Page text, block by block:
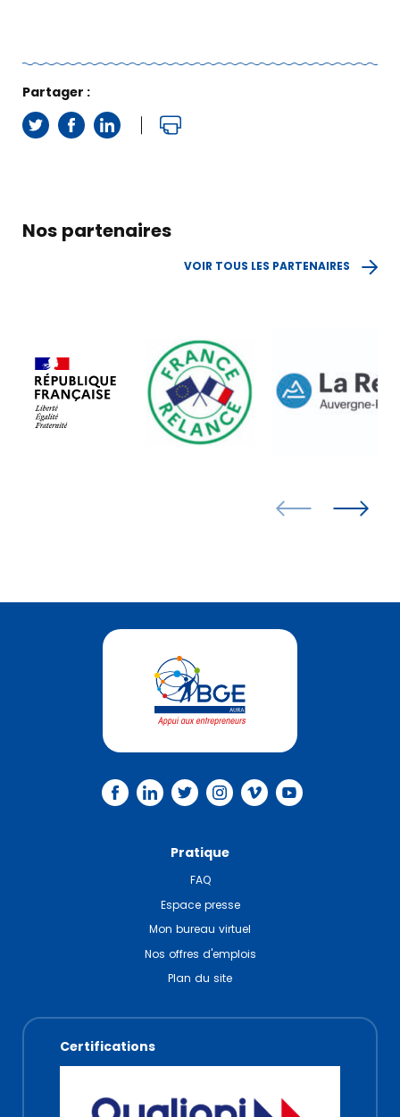
Partager :
Nos partenaires
VOIR TOUS LES PARTENAIRES
Pratique
FAQ
Espace presse
Mon bureau virtuel
Nos offres d'emplois
Plan du site
Certifications